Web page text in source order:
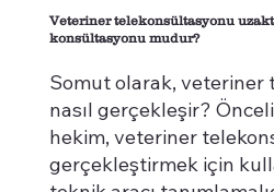
Veteriner telekonsültasyonu
konsültasyonu mudur?
Somut olarak, veteriner
nasıl gerçekleşir?
hekim, veteriner
gerçekleştirmek için